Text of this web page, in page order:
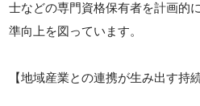
士などの専門資格保有者を計画的
準向上を図っています。
【地域産業との連携が生み出す持